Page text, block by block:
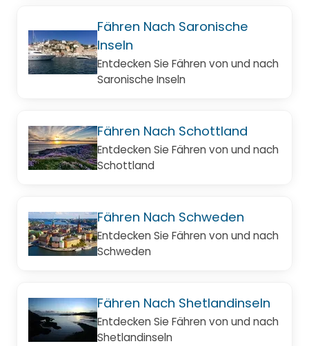
Fähren Nach Saronische
Inseln
Entdecken Sie Fähren von und nach
Saronische Inseln
Fähren Nach Schottland
Entdecken Sie Fähren von und nach
Schottland
Fähren Nach Schweden
Entdecken Sie Fähren von und nach
Schweden
Fähren Nach Shetlandinseln
Entdecken Sie Fähren von und nach
Shetlandinseln